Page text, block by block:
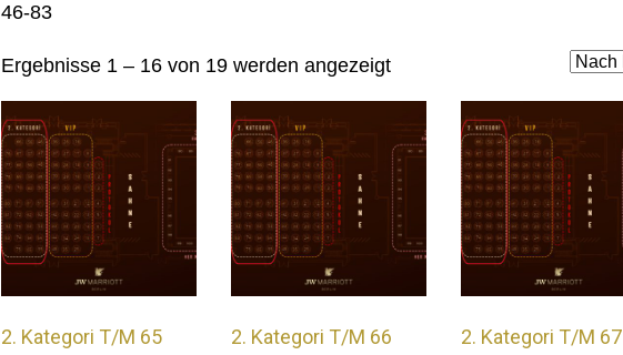
46-83
Ergebnisse 1 – 16 von 19 werden angezeigtNach
Preis
sortiert:
aufsteigend
2. Kategori T/M 65 2. Kategori T/M 66 2. Kategori T/M 67